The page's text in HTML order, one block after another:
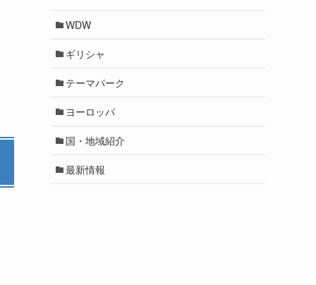
WDW
ギリシャ
テーマパーク
ヨーロッパ
国・地域紹介
最新情報